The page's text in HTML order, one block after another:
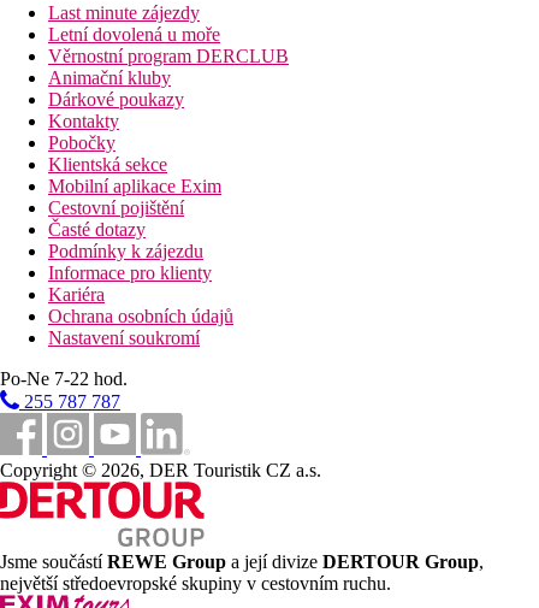
Last minute zájezdy
Letní dovolená u moře
Věrnostní program DERCLUB
Animační kluby
Dárkové poukazy
Kontakty
Pobočky
Klientská sekce
Mobilní aplikace Exim
Cestovní pojištění
Časté dotazy
Podmínky k zájezdu
Informace pro klienty
Kariéra
Ochrana osobních údajů
Nastavení soukromí
Po-Ne 7-22 hod.
255 787 787
Copyright © 2026, DER Touristik CZ a.s.
Jsme součástíREWE Group a její divize DERTOUR Group,
největší středoevropské skupiny v cestovním ruchu.